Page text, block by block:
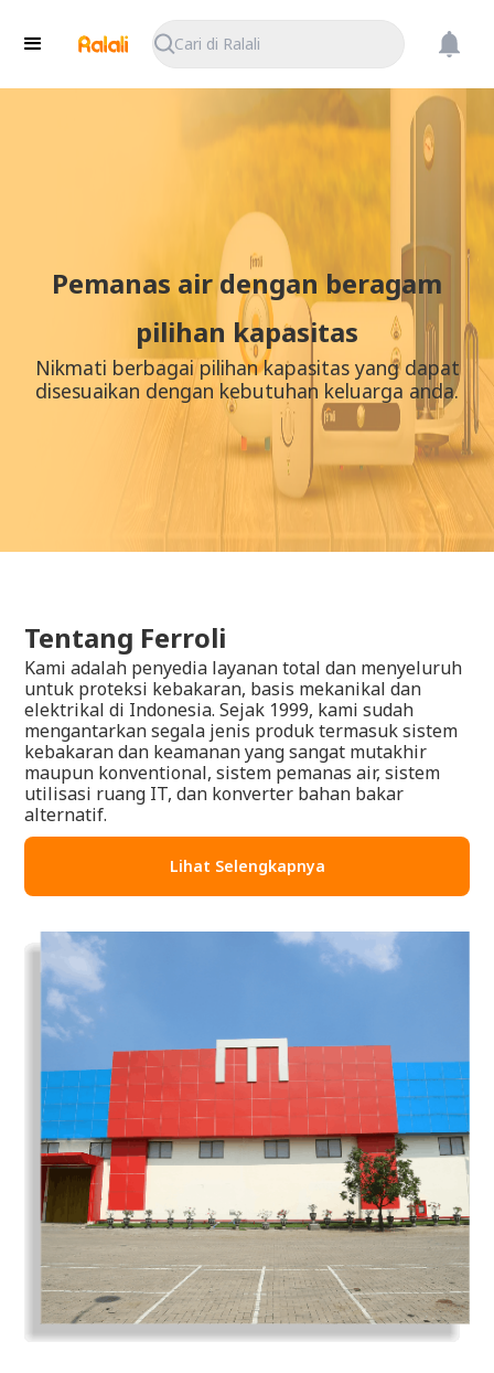
Cari di Ralali
Pemanas air dengan beragam
pilihan kapasitas
Nikmati berbagai pilihan kapasitas yang dapat
disesuaikan dengan kebutuhan keluarga anda.
Tentang Ferroli
Kami adalah penyedia layanan total dan menyeluruh
untuk proteksi kebakaran, basis mekanikal dan
elektrikal di Indonesia. Sejak 1999, kami sudah
mengantarkan segala jenis produk termasuk sistem
kebakaran dan keamanan yang sangat mutakhir
maupun konventional, sistem pemanas air, sistem
utilisasi ruang IT, dan konverter bahan bakar
alternatif.
Lihat Selengkapnya